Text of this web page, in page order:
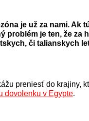
je už za nami. Ak
problém je ten, že za
či talianskych
preniesť do krajiny,
dovolenku v Egypte.